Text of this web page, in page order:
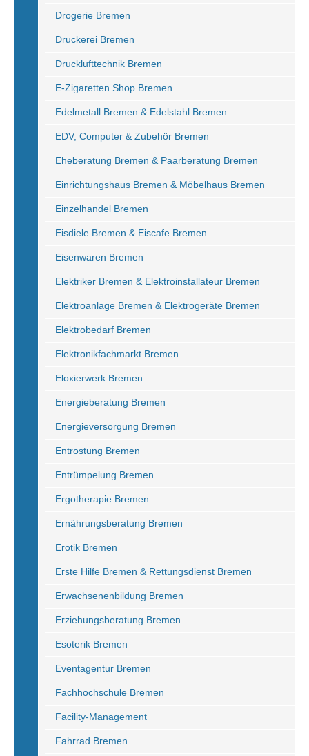
Drogerie Bremen
Druckerei Bremen
Drucklufttechnik Bremen
E-Zigaretten Shop Bremen
Edelmetall Bremen & Edelstahl Bremen
EDV, Computer & Zubehör Bremen
Eheberatung Bremen & Paarberatung Bremen
Einrichtungshaus Bremen & Möbelhaus Bremen
Einzelhandel Bremen
Eisdiele Bremen & Eiscafe Bremen
Eisenwaren Bremen
Elektriker Bremen & Elektroinstallateur Bremen
Elektroanlage Bremen & Elektrogeräte Bremen
Elektrobedarf Bremen
Elektronikfachmarkt Bremen
Eloxierwerk Bremen
Energieberatung Bremen
Energieversorgung Bremen
Entrostung Bremen
Entrümpelung Bremen
Ergotherapie Bremen
Ernährungsberatung Bremen
Erotik Bremen
Erste Hilfe Bremen & Rettungsdienst Bremen
Erwachsenenbildung Bremen
Erziehungsberatung Bremen
Esoterik Bremen
Eventagentur Bremen
Fachhochschule Bremen
Facility-Management
Fahrrad Bremen